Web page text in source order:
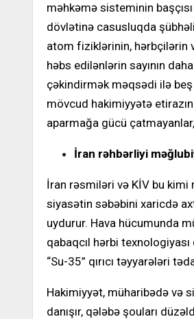
məhkəmə sisteminin
dövlətinə casusluqda şübhəli
atom fiziklərinin, hərbçilərin
həbs edilənlərin sayının
çəkindirmək məqsədi ilə beş
mövcud hakimiyyətə
aparmağa gücü
İran rəhbərliyi
İran rəsmiləri və KİV bu kimi
siyasətin səbəbini xaricdə
uydurur. Hava hücumunda
qabaqcıl hərbi
“Su-35” qırıcı təyyarələri
Hakimiyyət, müharibədə və
danışır, qələbə şouları